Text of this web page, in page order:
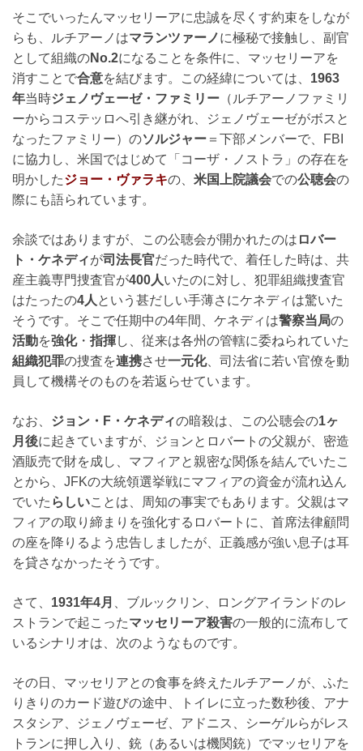
そこでいったんマッセリーアに忠誠を尽くす約束をしなが
らも、ルチアーノはマランツァーノに極秘で接触し、副官
として組織のNo.2になることを条件に、マッセリーアを
消すことで合意を結びます。この経緯については、 1963
年当時ジェノヴェーゼ・ファミリー （ルチアーノファミリ
ーからコステッロへ引き継がれ、ジェノヴェーゼがボスと
なったファミリー）のソルジャー ＝下部メンバーで、FBI
に協力し、米国ではじめて「コーザ・ノストラ」の存在を
明かしたジョー・ヴァラキの、 米国上院議会での公聴会の
際にも語られています。
余談ではありますが、この公聴会が開かれたのは ロバー
ト・ケネディが司法長官だった時代で、着任した時は、共
産主義専門捜査官が400人いたのに対し、犯罪組織捜査官
はたったの4人 という甚だしい手薄さにケネディは驚いた
そうです。そこで任期中の4年間、ケネディは警察当局の
活動を強化・ 指揮し、従来は各州の管轄に委ねられていた
組織犯罪の捜査を連携させ一元化、司法省に若い官僚を動
員して機構そのものを若返らせています。
なお、 ジョン・F・ケネディの暗殺は、この公聴会の1ヶ
月後に起きていますが、ジョンとロバートの父親が、密造
酒販売で財を成し、マフィアと親密な関係を結んでいたこ
とから、JFKの大統領選挙戦にマフィアの資金が流れ込ん
でいた らしいことは、周知の事実でもあります。父親はマ
フィアの取り締まりを強化するロバートに、首席法律顧問
の座を降りるよう忠告しましたが、正義感が強い息子は耳
を貸さなかったそうです。
さて、 1931年4月
、ブルックリン、ロングアイランドのレ
ストランで起こったマッセリーア殺害の一般的に流布して
いるシナリオは、次のようなものです。
その日、マッセリアとの食事を終えたルチアーノが、ふた
りきりのカード遊びの途中、トイレに立った数秒後、アナ
スタシア、ジェノヴェーゼ、アドニス、シーゲルらがレス
トランに押し入り、銃（あるいは機関銃）でマッセリアを